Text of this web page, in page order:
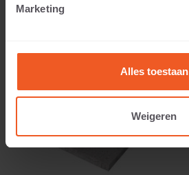
Marketing
Alles toestaan
Weigeren